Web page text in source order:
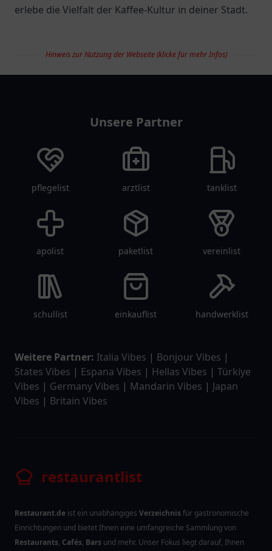
erlebe die Vielfalt der Kaffee-Kultur in deiner Stadt.
Hinweis zur Nutzung der Webseite (klicke für mehr Infos)
Unsere Partner
pflegelist arztlist tanklist
apolist paketlist vereinlist
schullist einkauflist handwerklist
Weitere Partner: Italia Vibes | Bonjour Vibes |
States Vibes | Espana Vibes | Hellas Vibes | Türkiye
Vibes | Germany Vibes | Mandarin Vibes | Japan
Vibes | Britain Vibes
restaurantlist
Restaurant.de ist ein unabhängiges Verzeichnisfür gastronomische
Einrichtungen und bietet Ihnen eine umfangreiche Sammlung von
Restaurants, Cafés, Bars und mehr. Unser Fokus liegt darauf, Ihnen